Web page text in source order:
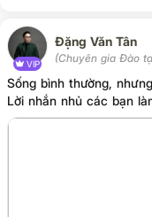
VIP
Đặng Văn Tân
(Chuyên gia Đào
Sống bình thường,
Lời nhắn nhủ các bạn